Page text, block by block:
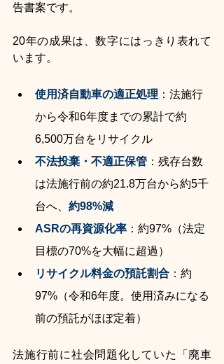
告書案です。
20年の成果は、数字にはっきり表れて
います。
使用済自動車の適正処理 ：法施行
から令和6年度までの累計で約
6,500万台をリサイクル
不法投棄・不適正保管 ：残存台数
は法施行前の約21.8万台から約5千
台へ、 約98%減
ASRの再資源化率 ：約97%（法定
目標の70%を大幅に超過）
リサイクル料金の預託割合 ：約
97%（令和6年度。使用済みになる
前の預託がほぼ定着）
法施行前に社会問題化していた「廃車